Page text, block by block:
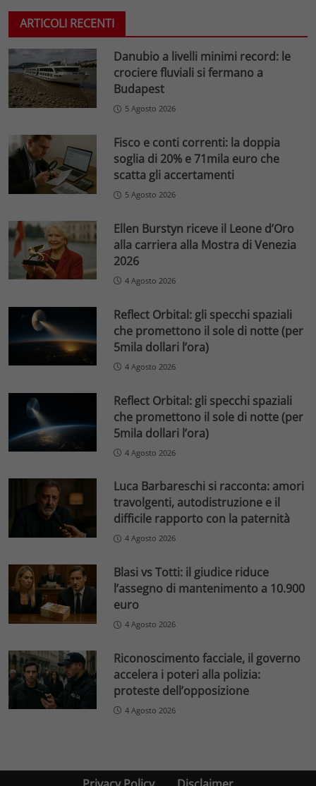
ARTICOLI RECENTI
Danubio a livelli minimi record: le
crociere fluviali si fermano a
Budapest
5 Agosto 2026
Fisco e conti correnti: la doppia
soglia di 20% e 71mila euro che
scatta gli accertamenti
5 Agosto 2026
Ellen Burstyn riceve il Leone d’Oro
alla carriera alla Mostra di Venezia
2026
4 Agosto 2026
Reflect Orbital: gli specchi spaziali
che promettono il sole di notte (per
5mila dollari l’ora)
4 Agosto 2026
Reflect Orbital: gli specchi spaziali
che promettono il sole di notte (per
5mila dollari l’ora)
4 Agosto 2026
Luca Barbareschi si racconta: amori
travolgenti, autodistruzione e il
difficile rapporto con la paternità
4 Agosto 2026
Blasi vs Totti: il giudice riduce
l’assegno di mantenimento a 10.900
euro
4 Agosto 2026
Riconoscimento facciale, il governo
accelera i poteri alla polizia:
proteste dell’opposizione
4 Agosto 2026